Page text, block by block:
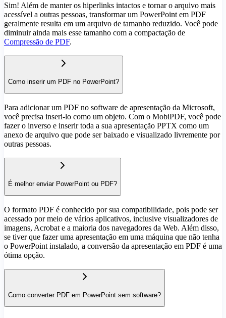
Sim! Além de manter os hiperlinks intactos e tornar o arquivo mais
acessível a outras pessoas, transformar um PowerPoint em PDF
geralmente resulta em um arquivo de tamanho reduzido. Você pode
diminuir ainda mais esse tamanho com a compactação de
Compressão de PDF.
Como inserir um PDF no PowerPoint?
Para adicionar um PDF no software de apresentação da Microsoft,
você precisa inseri-lo como um objeto. Com o MobiPDF, você pode
fazer o inverso e inserir toda a sua apresentação PPTX como um
anexo de arquivo que pode ser baixado e visualizado livremente por
outras pessoas.
É melhor enviar PowerPoint ou PDF?
O formato PDF é conhecido por sua compatibilidade, pois pode ser
acessado por meio de vários aplicativos, inclusive visualizadores de
imagens, Acrobat e a maioria dos navegadores da Web. Além disso,
se tiver que fazer uma apresentação em uma máquina que não tenha
o PowerPoint instalado, a conversão da apresentação em PDF é uma
ótima opção.
Como converter PDF em PowerPoint sem software?